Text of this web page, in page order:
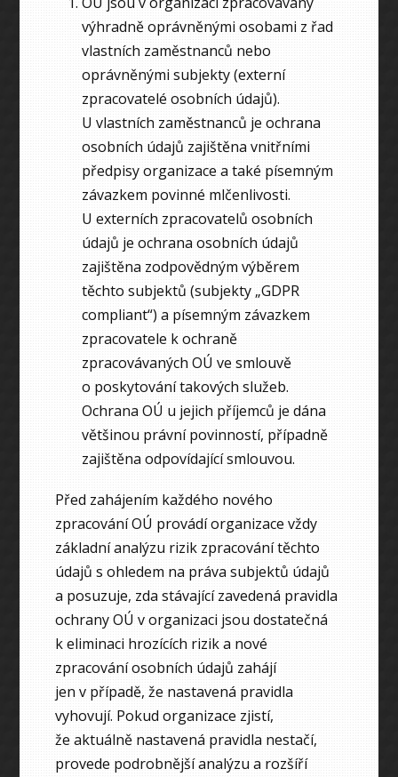
výhradně oprávněnými osobami z řad
vlastních zaměstnanců nebo
oprávněnými subjekty (externí
zpracovatelé osobních údajů).
U vlastních zaměstnanců je ochrana
osobních údajů zajištěna vnitřními
předpisy organizace a také písemným
závazkem povinné mlčenlivosti.
U externích zpracovatelů osobních
údajů je ochrana osobních údajů
zajištěna zodpovědným výběrem
těchto subjektů (subjekty „GDPR
compliant“) a písemným závazkem
zpracovatele k ochraně
zpracovávaných OÚ ve smlouvě
o poskytování takových služeb.
Ochrana OÚ u jejich příjemců je dána
většinou právní povinností, případně
zajištěna odpovídající smlouvou.
Před zahájením každého nového
zpracování OÚ provádí organizace vždy
základní analýzu rizik zpracování těchto
údajů s ohledem na práva subjektů údajů
a posuzuje, zda stávající zavedená pravidla
ochrany OÚ v organizaci jsou dostatečná
k eliminaci hrozících rizik a nové
zpracování osobních údajů zahájí
jen v případě, že nastavená pravidla
vyhovují. Pokud organizace zjistí,
že aktuálně nastavená pravidla nestačí,
provede podrobnější analýzu a rozšíří